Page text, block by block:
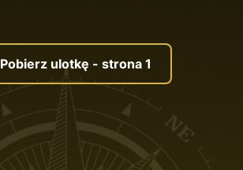
Pobierz ulotkę - strona 1